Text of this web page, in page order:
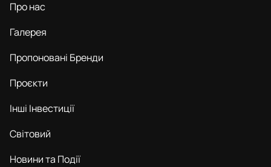
Про нас
Галерея
Пропоновані Бренди
Проєкти
Інші Інвестиції
Світовий
Новини та Події